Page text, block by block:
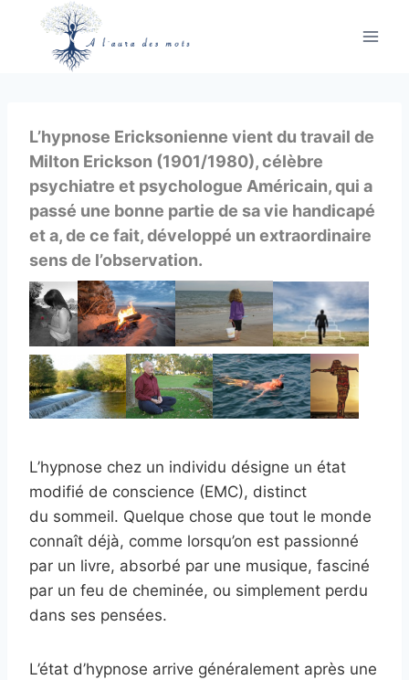
contenu
L’hypnose Ericksonienne vient du travail de
Milton Erickson (1901/1980), célèbre
psychiatre et psychologue Américain, qui a
passé une bonne partie de sa vie handicapé
et a, de ce fait, développé un extraordinaire
sens de l’observation.
L’hypnose chez un individu désigne un état
modifié de conscience (EMC), distinct
du sommeil. Quelque chose que tout le monde
connaît déjà, comme lorsqu’on est passionné
par un livre, absorbé par une musique, fasciné
par un feu de cheminée, ou simplement perdu
dans ses pensées.
L’état d’hypnose arrive généralement après une